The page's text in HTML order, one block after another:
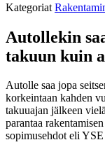
Kategoriat
Autollekin
takuun kuin
Autolle saa jopa
korkeintaan kahden
takuuajan jälkeen
parantaa
sopimusehdot eli